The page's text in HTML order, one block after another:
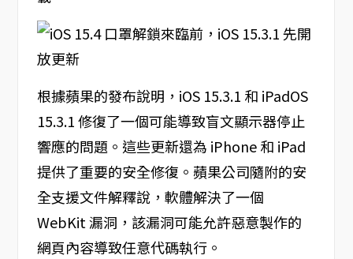
根據蘋果的發布說明，iOS 15.3.1 和 iPadOS
15.3.1 修復了一個可能導致盲文顯示器停止
響應的問題。這些更新還為 iPhone 和 iPad
提供了重要的安全修復。蘋果公司隨附的安
全支援文件解釋說，軟體解決了一個
WebKit 漏洞，該漏洞可能允許惡意製作的
網頁內容導致任意代碼執行。